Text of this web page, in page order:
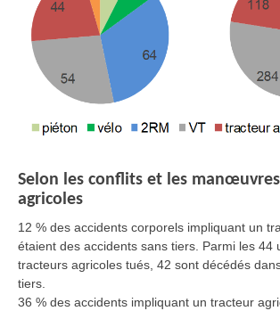
Selon les conflits et les
agricoles
12 % des accidents corporels impliquant un
étaient des accidents sans tiers. Parmi les 44
tracteurs agricoles tués, 42 sont décédés
tiers.
36 % des accidents impliquant un tracteur